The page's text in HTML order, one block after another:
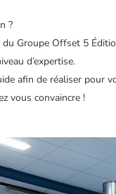
?
du Groupe Offset 5
d’expertise.
afin de réaliser pour
vous convaincre !